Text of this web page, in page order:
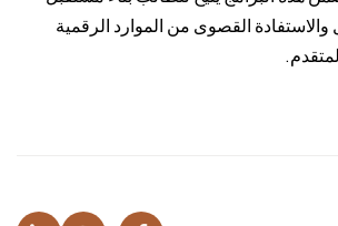
القصوى من الموارد الرقمية